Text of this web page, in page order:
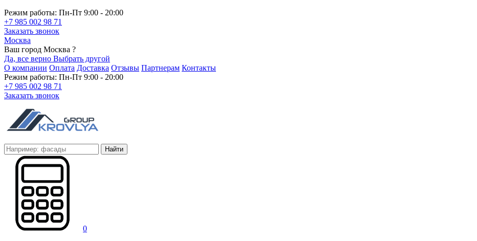
Режим работы: Пн-Пт 9:00 - 20:00
+7 985 002 98 71
Заказать звонок
Москва
Ваш город Москва ?
Да, все верно Выбрать другой
О компании Оплата Доставка Отзывы Партнерам Контакты
Режим работы: Пн-Пт 9:00 - 20:00
+7 985 002 98 71
Заказать звонок
Найти
0